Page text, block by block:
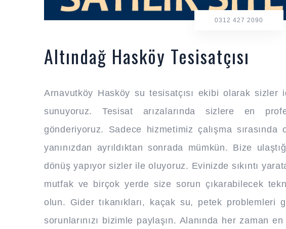
0312 427 2090
Altındağ Hasköy Tesisatçısı
Arnavutköy Hasköy su tesisatçısı ekibi olarak
sunuyoruz. Tesisat arızalarında sizlere en
gönderiyoruz. Sadece hizmetimiz çalışma
yanınızdan ayrıldıktan sonrada mümkün. Bize
dönüş yapıyor sizler ile oluyoruz. Evinizde sıkıntı
mutfak ve birçok yerde size sorun çıkarabilecek
olun. Gider tıkanıkları, kaçak su, petek problemleri
sorunlarınızı bizimle paylaşın. Alanında her zaman